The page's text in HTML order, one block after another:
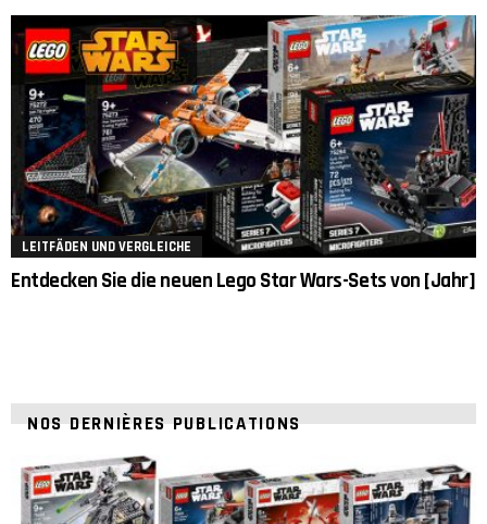
LEITFÄDEN UND VERGLEICHE
Entdecken Sie die neuen Lego Star Wars-Sets von [Jahr]
NOS DERNIÈRES PUBLICATIONS